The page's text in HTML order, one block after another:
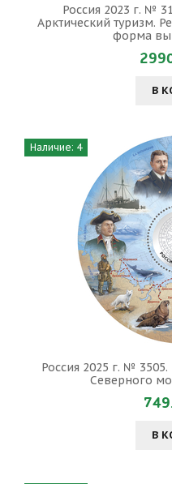
Россия 2023 г. №
Арктический туризм.
форма
В
Наличие: 4
Россия 2025 г. №
Северного
В